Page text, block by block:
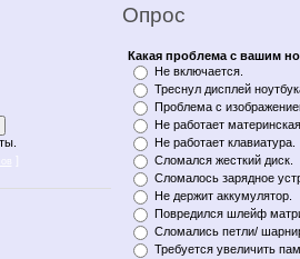
Опрос
Какая проблема с вашим
Не включается.
Треснул дисплей
Проблема с
Не работает
Не работает клавиатура.
Сломался жесткий диск.
Сломалось зарядное
Не держит аккумулятор.
Повредился шлейф
Сломались петли/
Требуется увеличить